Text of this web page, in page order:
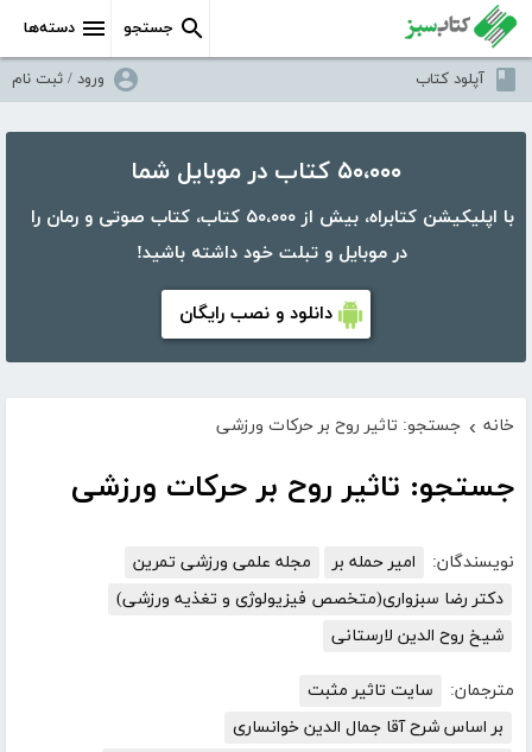
دسته‌ها جستجو
آپلود کتاب ورود / ثبت نام
۵۰،۰۰۰ کتاب در موبایل شما
با اپلیکیشن کتابراه، بیش از ۵۰،۰۰۰ کتاب، کتاب صوتی و رمان را
در موبایل و تبلت خود داشته باشید!
دانلود و نصب رایگان
خانه › جستجو: تاثیر روح بر حرکات ورزشی
جستجو: تاثیر روح بر حرکات ورزشی
نویسندگان: امیر حمله بر
مجله علمی ورزشی تمرین
دکتر رضا سبزواری(متخصص فیزیولوژی و تغذیه ورزشی)
شیخ روح الدین لارستانی
مترجمان:
سایت تاثیر مثبت
بر اساس شرح آقا جمال الدین خوانساری